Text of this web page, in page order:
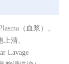
（血浆）、
清、
Lavage